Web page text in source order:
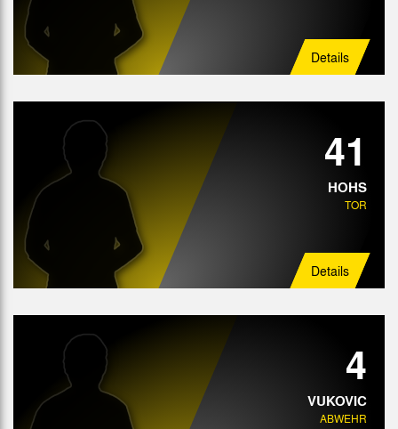
Details
41
HOHS
TOR
Details
4
VUKOVIC
ABWEHR